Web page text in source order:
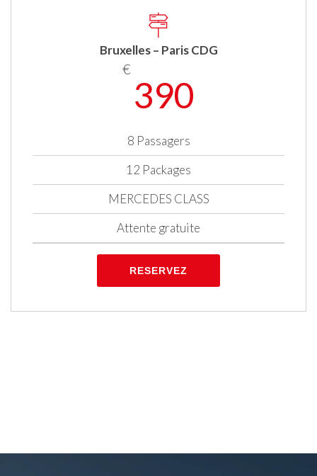
Bruxelles – Paris CDG
€
390
8 Passagers
12 Packages
MERCEDES CLASS
Attente gratuite
RESERVEZ